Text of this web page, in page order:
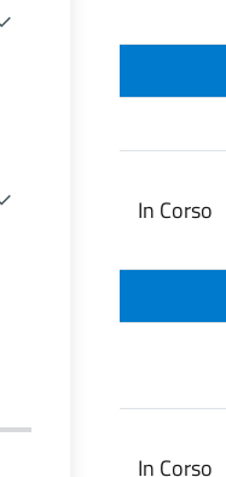
In Corso
In Corso